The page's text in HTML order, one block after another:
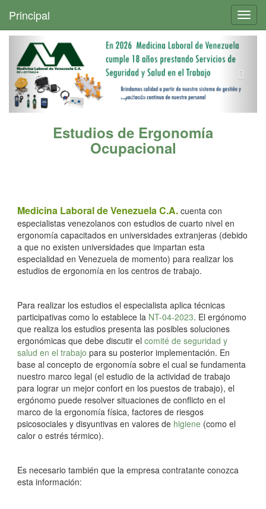
Principal
Estudios de Ergonomía
Ocupacional
Medicina Laboral de Venezuela C.A. cuenta con
especialistas venezolanos con estudios de cuarto nivel en
ergonomía capacitados en universidades extranjeras (debido
a que no existen universidades que impartan esta
especialidad en Venezuela de momento) para realizar los
estudios de ergonomía en los centros de trabajo.
Para realizar los estudios el especialista aplica técnicas
participativas como lo establece la NT-04-2023. El ergónomo
que realiza los estudios presenta las posibles soluciones
ergonómicas que debe discutir el comité de seguridad y
salud en el trabajo para su posterior implementación. En
base al concepto de ergonomía sobre el cual se fundamenta
nuestro marco legal (el estudio de la actividad de trabajo
para lograr un mejor confort en los puestos de trabajo), el
ergónomo puede resolver situaciones de conflicto en el
marco de la ergonomía física, factores de riesgos
psicosociales y disyuntivas en valores de higiene (como el
calor o estrés térmico).
Es necesario también que la empresa contratante conozca
esta información: